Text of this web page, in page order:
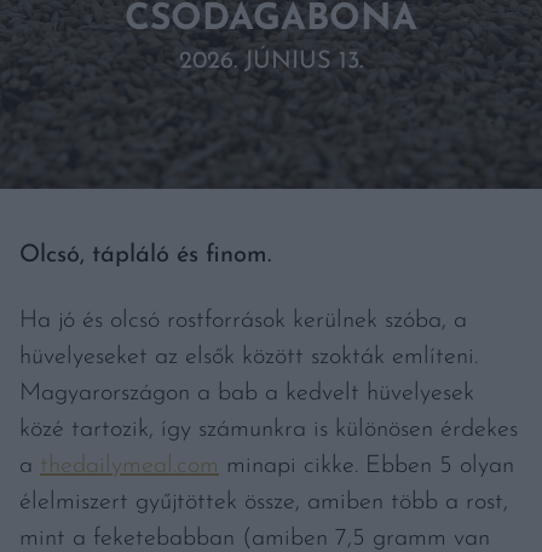
CSODAGABONA
2026. JÚNIUS 13.
Olcsó, tápláló és finom.
Ha jó és olcsó rostforrások kerülnek szóba, a
hüvelyeseket az elsők között szokták említeni.
Magyarországon a bab a kedvelt hüvelyesek
közé tartozik, így számunkra is különösen érdekes
a thedailymeal.com minapi cikke. Ebben 5 olyan
élelmiszert gyűjtöttek össze, amiben több a rost,
mint a feketebabban (amiben 7,5 gramm van